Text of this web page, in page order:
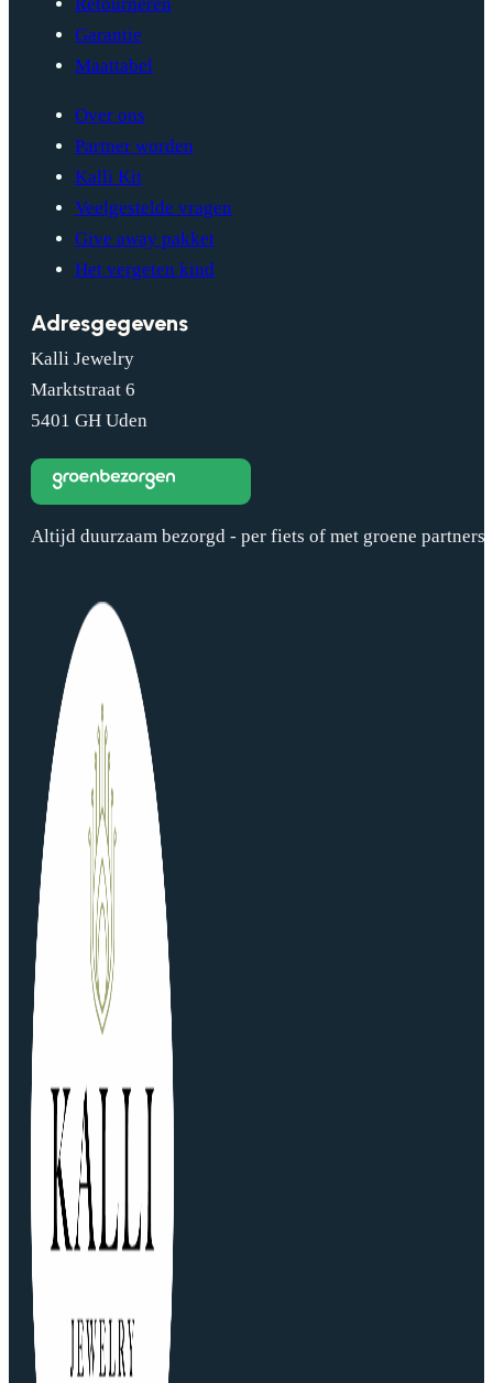
Retourneren
Garantie
Maattabel
Over ons
Partner worden
Kalli Kit
Veelgestelde vragen
Give away pakket
Het vergeten kind
Adresgegevens
Kalli Jewelry
Marktstraat 6
5401 GH Uden
Altijd duurzaam bezorgd - per fiets of met groene partners